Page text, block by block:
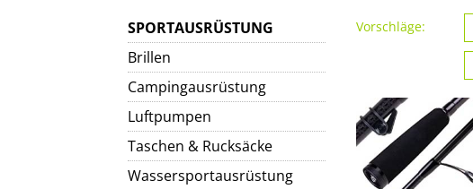
SPORTAUSRÜSTUNG
Brillen
Campingausrüstung
Luftpumpen
Taschen & Rucksäcke
Wassersportausrüstung
Vorschläge: